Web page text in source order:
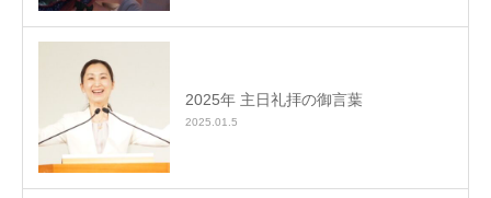
2025年 主日礼拝の御言葉
2025.01.5